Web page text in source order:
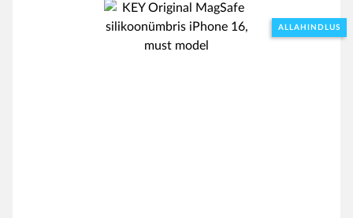
ALLAHINDLUS